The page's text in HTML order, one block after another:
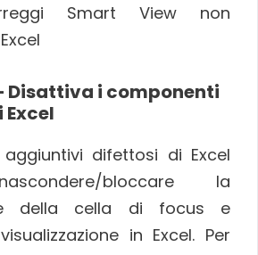
Smart View non
Disattiva i componenti
difettosi di Excel
bloccare la
della cella di focus e
in Excel. Per